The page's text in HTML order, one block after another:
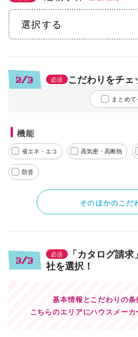
2/3 必須 こだわりをチェ
まとめ
機能
省エネ・エコ 高気密・高断熱
防音
そのほかのこだ
3/3
必須
「カタログ請求
社を選択！
基本情報とこだわりの条
こちらのエリアにハウスメーカ